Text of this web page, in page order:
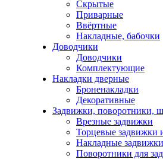
Скрытые
Приварные
Ввёртные
Накладные, бабочки
Доводчики
Доводчики
Комплектующие
Накладки дверные
Броненакладки
Декоративные
Задвижки, поворотники,
Врезные задвижки
Торцевые задвижки
Накладные
Поворотники для